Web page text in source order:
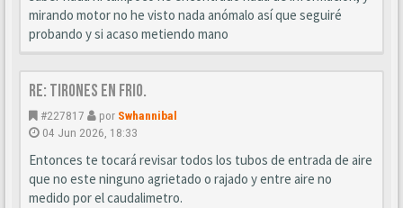
mirando motor no he visto nada anómalo así que seguiré
probando y si acaso metiendo mano
Re: Tirones en frio.
#227817 por Swhannibal
04 Jun 2026, 18:33
Entonces te tocará revisar todos los tubos de entrada de aire
que no este ninguno agrietado o rajado y entre aire no
medido por el caudalimetro.